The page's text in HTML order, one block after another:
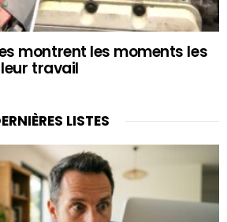
montrent les moments les
travail
LISTES